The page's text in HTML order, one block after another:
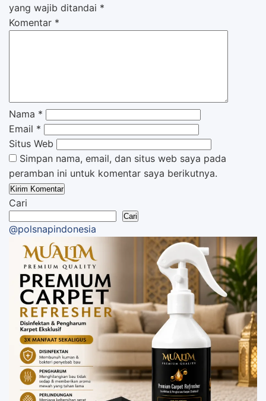
yang wajib ditandai *
Komentar *
Nama *
Email *
Situs Web
Simpan nama, email, dan situs web saya pada
peramban ini untuk komentar saya berikutnya.
Cari
Cari
@polsnapindonesia